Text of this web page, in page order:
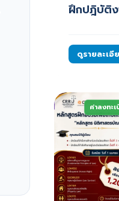
ฝึกปฎิบัติง
ดูรายละเอี
ค่าลงทะ